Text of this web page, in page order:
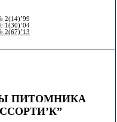
2(14)’99
1(30)’04
2(67)’13
ПИТОМНИКА